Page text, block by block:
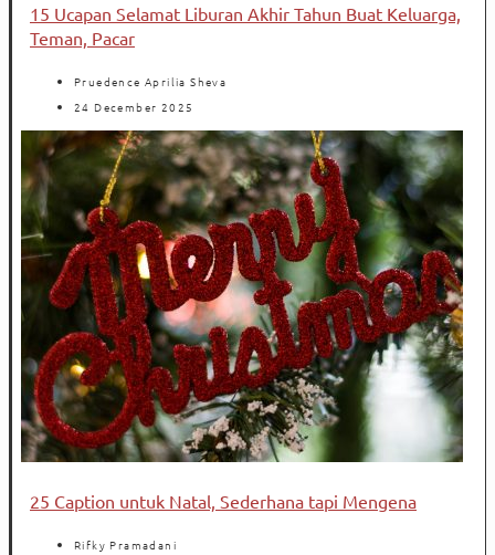
15 Ucapan Selamat Liburan Akhir Tahun Buat Keluarga,
Teman, Pacar
Pruedence Aprilia Sheva
24 December 2025
25 Caption untuk Natal, Sederhana tapi Mengena
Rifky Pramadani